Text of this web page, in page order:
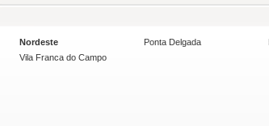
Nordeste Ponta Delgada
Vila Franca do Campo